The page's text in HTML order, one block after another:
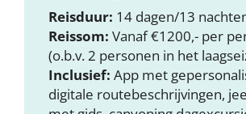
Reisduur: 14 dagen/13
Reissom: Vanaf €1200,- per
(o.b.v. 2 personen in het
Inclusief: App met
digitale routebeschrijvingen,